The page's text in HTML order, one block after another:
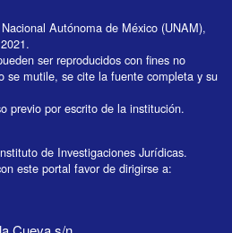
Autónoma de México (UNAM),
ser reproducidos con fines no
se mutile, se cite la fuente completa y su
previo por escrito de la institución.
de Investigaciones Jurídicas.
este portal favor de dirigirse a: